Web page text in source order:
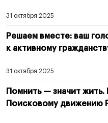
31 октября 2025
Решаем вместе: ваш
к активному
31 октября 2025
Помнить — значит
Поисковому движению